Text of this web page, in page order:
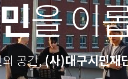
을 이
의 공간,(사)대구시민재